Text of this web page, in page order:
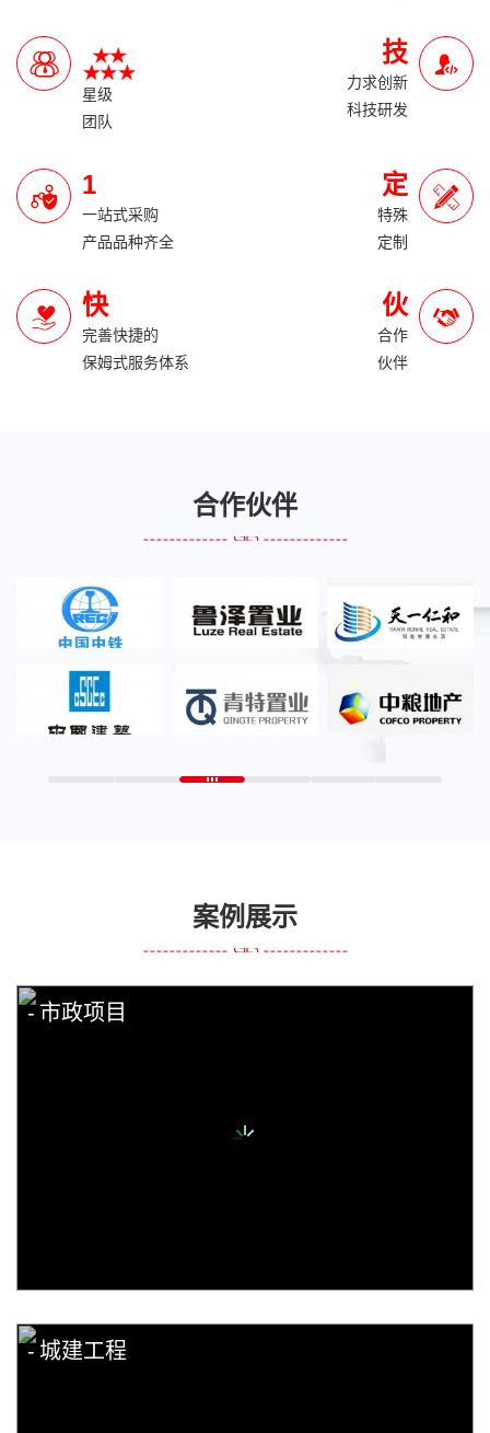
星级
团队
技
力求创新
科技研发
1
一站式采购
产品品种齐全
定
特殊
定制
快
完善快捷的
保姆式服务体系
伙
合作
伙伴
合作伙伴
案例展示
市政项目
城建工程